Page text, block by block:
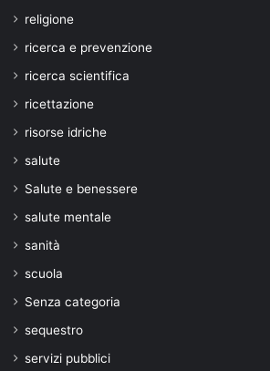
religione
ricerca e prevenzione
ricerca scientifica
ricettazione
risorse idriche
salute
Salute e benessere
salute mentale
sanità
scuola
Senza categoria
sequestro
servizi pubblici